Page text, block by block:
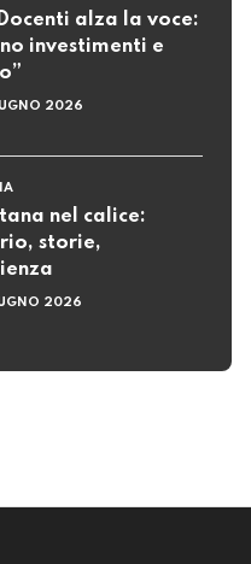
alza la voce:
investimenti e
2026
nel calice:
storie,
2026